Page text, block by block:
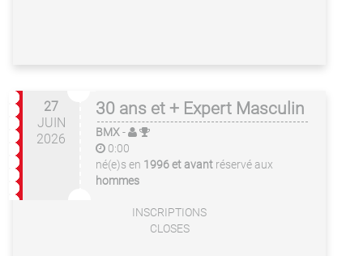
27
JUIN
2026
30 ans et + Expert Masculin
BMX-
0:00
né(e)s en 1996 et avant réservé aux
hommes
INSCRIPTIONS
CLOSES